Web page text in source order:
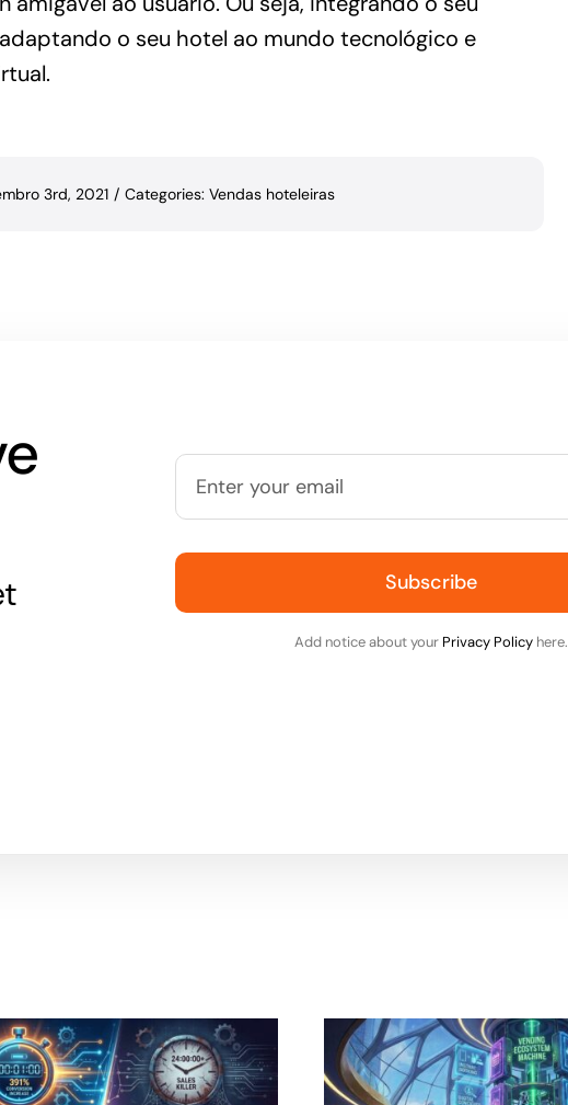
o seu hotel ao mundo tecnológico e
3rd, 2021 / Categories: Vendas hoteleiras
Subscribe
Add notice about your Privacy Policyhere.